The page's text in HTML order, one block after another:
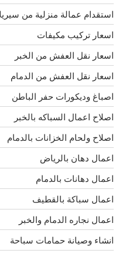
استقدام عمالة منزلية من
اسعار تركيب مكيفات
اسعار نقل العفش من الخبر
اسعار نقل العفش من الدمام
اصباغ وديكورات حفر الباطن
اصلاح اعمال السباكه بالخبر
اصلاح ولحام الخزانات بالدمام
اعمال دهان بالرياض
اعمال دهانات بالدمام
اعمال سباكة بالقطيف
اعمال نجاره الدمام والخبر
انشاء وصيانة حمامات سباحة